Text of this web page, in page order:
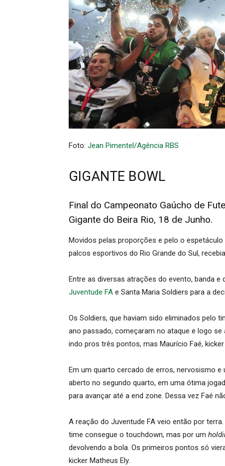
Foto: Jean Pimentel/Agência RBS
GIGANTE BOWL
Final do Campeonato Gaúcho de
Gigante do Beira Rio, 18 de Junho.
Movidos pelas proporções e pelo o
palcos esportivos do Rio Grande do Sul,
Entre as diversas atrações do evento, banda
Juventude FA e Santa Maria Soldiers para a
Os Soldiers, que haviam sido eliminados pelo
ano passado, começaram no ataque e logo
indo pros três pontos, mas Maurício Faé,
Em um quarto cercado de erros, nervosismo
aberto no segundo quarto, em uma ótima
para avançar até a end zone. Dessa vez Faé
A reação do Juventude FA veio então por
time consegue o touchdown, mas por um
devolvendo a bola. Os primeiros pontos só
kicker Matheus Ely.